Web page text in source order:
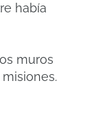
había
muros